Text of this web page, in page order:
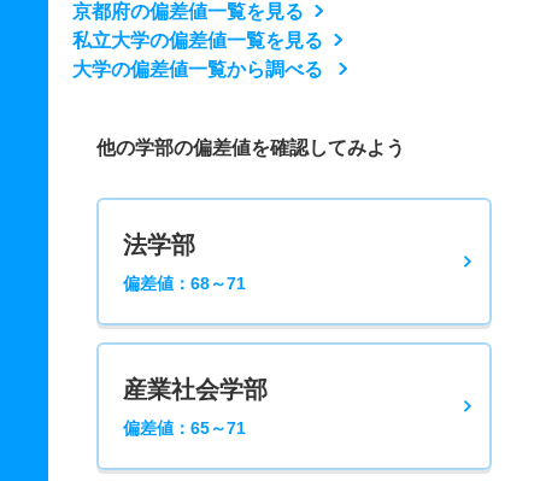
京都府の偏差値一覧を見る
私立大学の偏差値一覧を見る
大学の偏差値一覧から調べる
他の学部の偏差値を確認してみよう
法学部
偏差値：68～71
産業社会学部
偏差値：65～71